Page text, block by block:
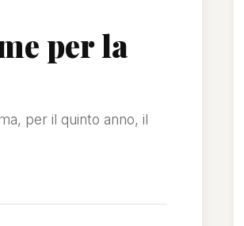
per la
per il quinto anno, il